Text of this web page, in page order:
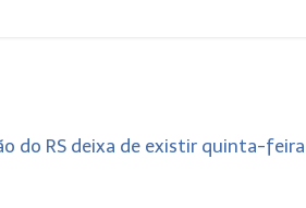
do RS deixa de existir quinta-feira